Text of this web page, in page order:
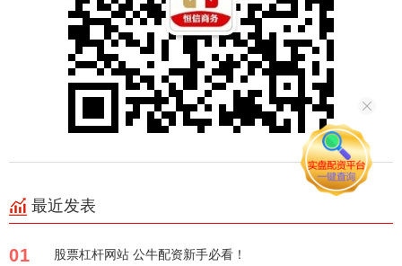
最近发表
01 股票杠杆网站 公牛配资新手必看！